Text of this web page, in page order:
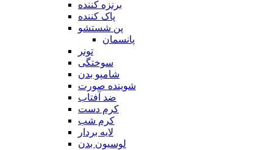
برنزه کننده
پاک کننده
پن شستشو
پانسمان
تونر
سوختگی
شامپو بدن
شوینده صورت
ضد آفتاب
کرم دست
کرم شب
لایه بردار
لوسیون بدن